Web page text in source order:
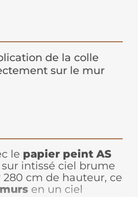
de la colle
sur le mur
le papier peint AS
intissé ciel brume
cm de hauteur, ce
en un ciel